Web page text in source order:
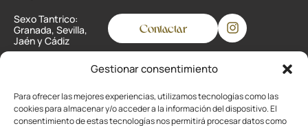
Gestionar consentimiento
Para ofrecer las mejores experiencias, utilizamos tecnologías como las
cookies para almacenar y/o acceder a la información del dispositivo. El
consentimiento de estas tecnologías nos permitirá procesar datos como
Sexo Tantrico:
Granada, Sevilla,
Jaén y Cádiz
Contactar
Privacidad
Cookies